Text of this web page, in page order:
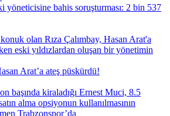
yöneticisine bahis soruşturması: 2 bin 537
Arat’a ateş püskürdü!